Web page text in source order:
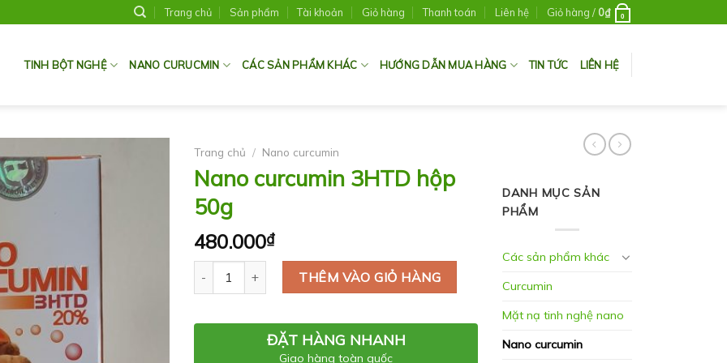
Trang chủ Sản phẩm Tài khoản Giỏ hàng Thanh toán Liên hệ Giỏ hàng / 0₫ 0
TINH BỘT NGHỆ NANO CURUCMIN CÁC SẢN PHẨM KHÁC HƯỚNG DẪN MUA HÀNG TIN TỨC LIÊN HỆ
Trang chủ / Nano curcumin
Nano curcumin 3HTD hộp
50g
480.000₫
THÊM VÀO GIỎ HÀNG
ĐẶT HÀNG NHANH
Giao hàng toàn quốc
DANH MỤC SẢN
PHẨM
Các sản phẩm khác
Curcumin
Mặt nạ tinh nghệ nano
Nano curcumin